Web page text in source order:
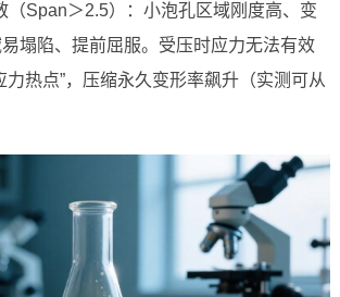
（Span＞2.5）：小泡孔区域刚度高、变
塌陷、提前屈服。受压时应力无法有效
力热点”，压缩永久变形率飙升（实测可从